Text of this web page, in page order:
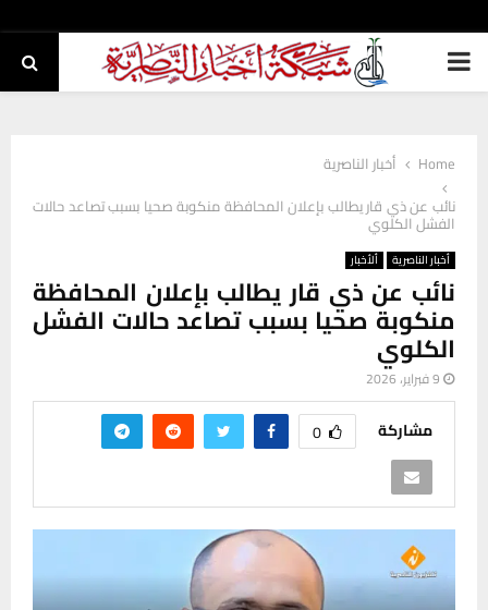
PRIMARY
Home
أخبار الناصرية
نائب عن ذي قار يطالب بإعلان المحافظة منكوبة صحيا بسبب تصاعد حالات
الفشل الكلوي
أخبار الناصرية ألأخبار
نائب عن ذي قار يطالب بإعلان المحافظة
منكوبة صحيا بسبب تصاعد حالات الفشل
الكلوي
9 فبراير، 2026
مشاركة 0